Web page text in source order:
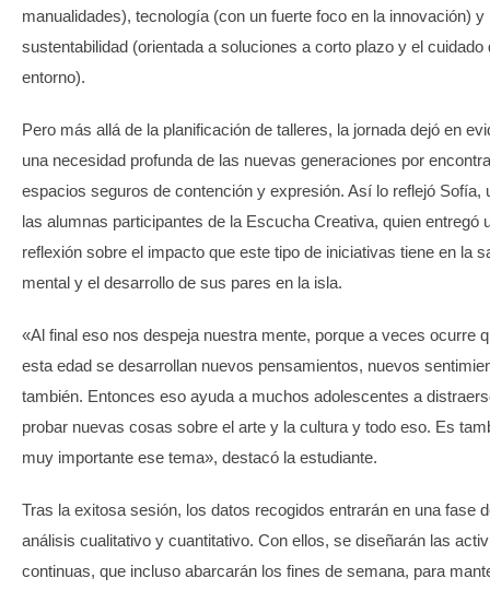
manualidades), tecnología (con un fuerte foco en la innovación) y
sustentabilidad (orientada a soluciones a corto plazo y el cuidado
entorno).
Pero más allá de la planificación de talleres, la jornada dejó en
una necesidad profunda de las nuevas generaciones por
espacios seguros de contención y expresión. Así lo reflejó Sofía,
las alumnas participantes de la Escucha Creativa, quien entregó
reflexión sobre el impacto que este tipo de iniciativas tiene en la
mental y el desarrollo de sus pares en la isla.
«Al final eso nos despeja nuestra mente, porque a veces ocurre
esta edad se desarrollan nuevos pensamientos, nuevos
también. Entonces eso ayuda a muchos adolescentes a
probar nuevas cosas sobre el arte y la cultura y todo eso. Es
muy importante ese tema», destacó la estudiante.
Tras la exitosa sesión, los datos recogidos entrarán en una fase
análisis cualitativo y cuantitativo. Con ellos, se diseñarán las
continuas, que incluso abarcarán los fines de semana, para